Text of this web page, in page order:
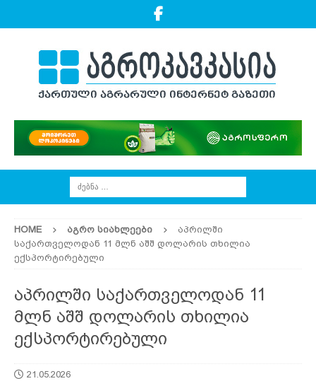
HOME ᲐᲒᲠᲝ ᲡᲘᲐᲮᲚᲔᲔᲑᲘ
აპრილში
საქართველოდან 11 მლნ აშშ დოლარის თხილია
ექსპორტირებული
აპრილში საქართველოდან 11
მლნ აშშ დოლარის თხილია
ექსპორტირებული
21.05.2026